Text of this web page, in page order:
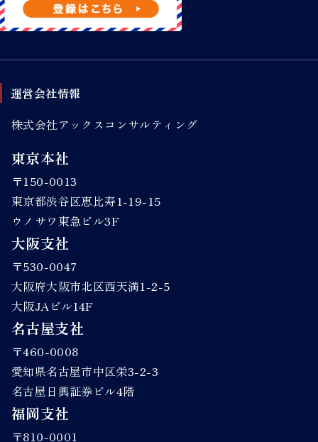
運営会社情報
株式会社アックスコンサルティング
東京本社
〒150-0013
東京都渋谷区恵比寿1-19-15
ウノサワ東急ビル3F
大阪支社
〒530-0047
大阪府大阪市北区西天満1-2-5
大阪JAビル14F
名古屋支社
〒460-0008
愛知県名古屋市中区栄3-2-3
名古屋日興証券ビル4階
福岡支社
〒810-0001